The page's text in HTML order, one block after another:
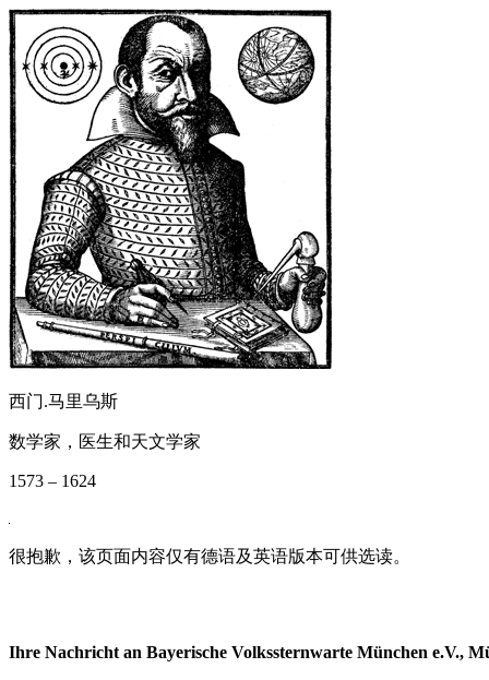
西门.马里乌斯
数学家，医生和天文学家
1573 – 1624
很抱歉，该页面内容仅有德语及英语版本可供选读。
Ihre Nachricht an Bayerische Volkssternwarte München e.V.,